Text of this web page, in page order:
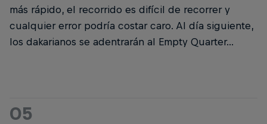
más rápido, el recorrido es difícil de recorrer y
cualquier error podría costar caro. Al día siguiente,
los dakarianos se adentrarán al Empty Quarter...
05